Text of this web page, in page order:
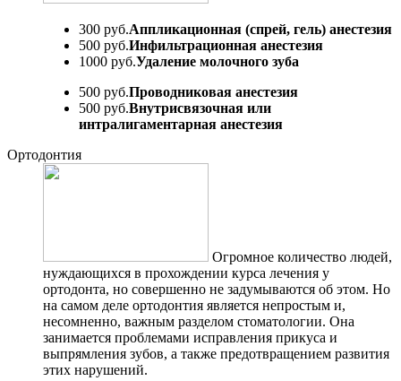
300 руб.Аппликационная (спрей, гель) анестезия
500 руб.Инфильтрационная анестезия
1000 руб.Удаление молочного зуба
500 руб.Проводниковая анестезия
500 руб.Внутрисвязочная или
интралигаментарная анестезия
Ортодонтия
Огромное количество людей,
нуждающихся в прохождении курса лечения у
ортодонта, но совершенно не задумываются об этом. Но
на самом деле ортодонтия является непростым и,
несомненно, важным разделом стоматологии. Она
занимается проблемами исправления прикуса и
выпрямления зубов, а также предотвращением развития
этих нарушений.